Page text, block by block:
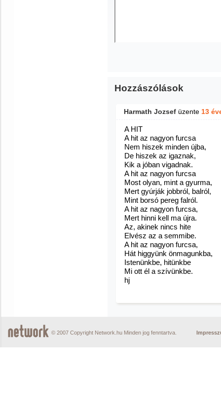
Hozzászólások
Harmath Jozsef üzente 13
A HIT
A hit az nagyon furcsa
Nem hiszek minden újba,
De hiszek az igaznak,
Kik a jóban vigadnak.
A hit az nagyon furcsa
Most olyan, mint a gyurma,
Mert gyúrják jobbról, balról,
Mint borsó pereg falról.
A hit az nagyon furcsa,
Mert hinni kell ma újra.
Az, akinek nincs hite
Elvész az a semmibe.
A hit az nagyon furcsa,
Hát higgyünk önmagunkba,
Istenünkbe, hitünkbe
Mi ott él a szívünkbe.
hj
© 2007 Copyright Network.hu Minden jog fenntartva.